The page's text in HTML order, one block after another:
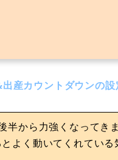
産カウントダウンの設
半から力強くなってき
よく動いてくれている